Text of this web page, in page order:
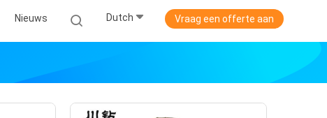
Nieuws Dutch Vraag een offerte aan